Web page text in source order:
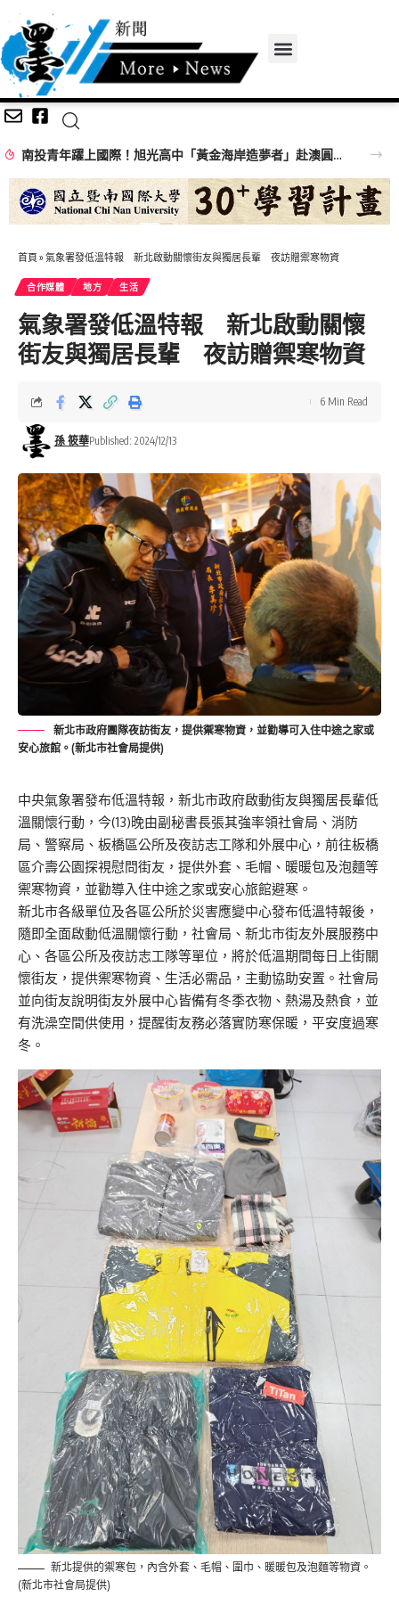
南投青年躍上國際！旭光高中「黃金海岸造夢者」赴澳圓夢 副縣長王瑞德代許縣長授旗鼓勵祝福
首頁 » 氣象署發低溫特報 新北啟動關懷街友與獨居長輩 夜訪贈禦寒物資
合作媒體 地方 生活
氣象署發低溫特報 新北啟動關懷
街友與獨居長輩 夜訪贈禦寒物資
孫 筱華Published: 2024/12/13
6 Min Read
新北市政府團隊夜訪街友，提供禦寒物資，並勸導可入住中途之家或
安心旅館。(新北市社會局提供)
中央氣象署發布低溫特報，新北市政府啟動街友與獨居長輩低
溫關懷行動，今(13)晚由副秘書長張其強率領社會局、消防
局、警察局、板橋區公所及夜訪志工隊和外展中心，前往板橋
區介壽公園探視慰問街友，提供外套、毛帽、暖暖包及泡麵等
禦寒物資，並勸導入住中途之家或安心旅館避寒。
新北市各級單位及各區公所於災害應變中心發布低溫特報後，
隨即全面啟動低溫關懷行動，社會局、新北市街友外展服務中
心、各區公所及夜訪志工隊等單位，將於低溫期間每日上街關
懷街友，提供禦寒物資、生活必需品，主動協助安置。社會局
並向街友說明街友外展中心皆備有冬季衣物、熱湯及熱食，並
有洗澡空間供使用，提醒街友務必落實防寒保暖，平安度過寒
冬。
新北提供的禦寒包，內含外套、毛帽、圍巾、暖暖包及泡麵等物資。
(新北市社會局提供)